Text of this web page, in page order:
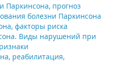
Паркинсона, прогноз
болезни Паркинсона
факторы риска
Виды нарушений при
реабилитация,